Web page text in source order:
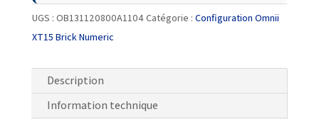
UGS : OB131120800A1104Catégorie : Configuration Omnii
XT15 Brick Numeric
Description
Information technique